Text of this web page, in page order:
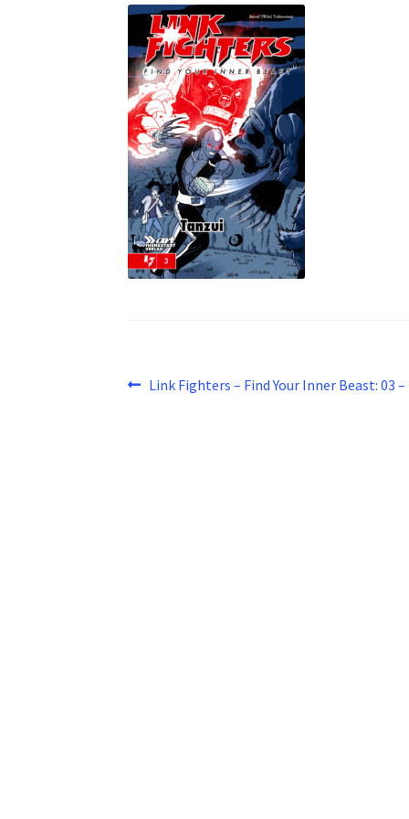
Beitragsnavigation
Vorheriger
Link Fighters – Find Your Inner Beast: 03